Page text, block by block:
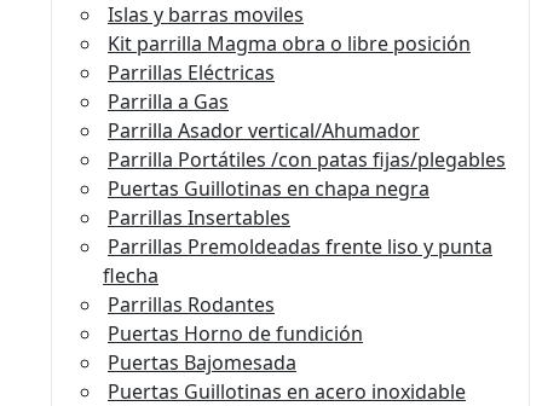
Islas y barras moviles
Kit parrilla Magma obra o libre posición
Parrillas Eléctricas
Parrilla a Gas
Parrilla Asador vertical/Ahumador
Parrilla Portátiles /con patas fijas/plegables
Puertas Guillotinas en chapa negra
Parrillas Insertables
Parrillas Premoldeadas frente liso y punta
flecha
Parrillas Rodantes
Puertas Horno de fundición
Puertas Bajomesada
Puertas Guillotinas en acero inoxidable